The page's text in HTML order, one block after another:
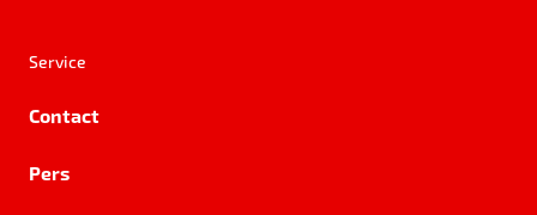
Service
Contact
Pers